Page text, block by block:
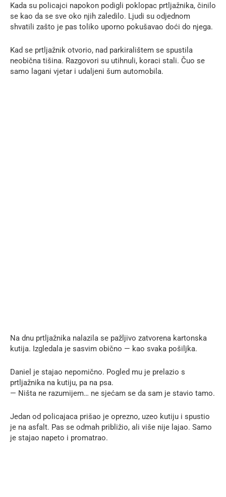
Kada su policajci napokon podigli poklopac prtljažnika, činilo
se kao da se sve oko njih zaledilo. Ljudi su odjednom
shvatili zašto je pas toliko uporno pokušavao doći do njega.
Kad se prtljažnik otvorio, nad parkiralištem se spustila
neobična tišina. Razgovori su utihnuli, koraci stali. Čuo se
samo lagani vjetar i udaljeni šum automobila.
Na dnu prtljažnika nalazila se pažljivo zatvorena kartonska
kutija. Izgledala je sasvim obično — kao svaka pošiljka.
Daniel je stajao nepomično. Pogled mu je prelazio s
prtljažnika na kutiju, pa na psa.
— Ništa ne razumijem… ne sjećam se da sam je stavio tamo.
Jedan od policajaca prišao je oprezno, uzeo kutiju i spustio
je na asfalt. Pas se odmah približio, ali više nije lajao. Samo
je stajao napeto i promatrao.